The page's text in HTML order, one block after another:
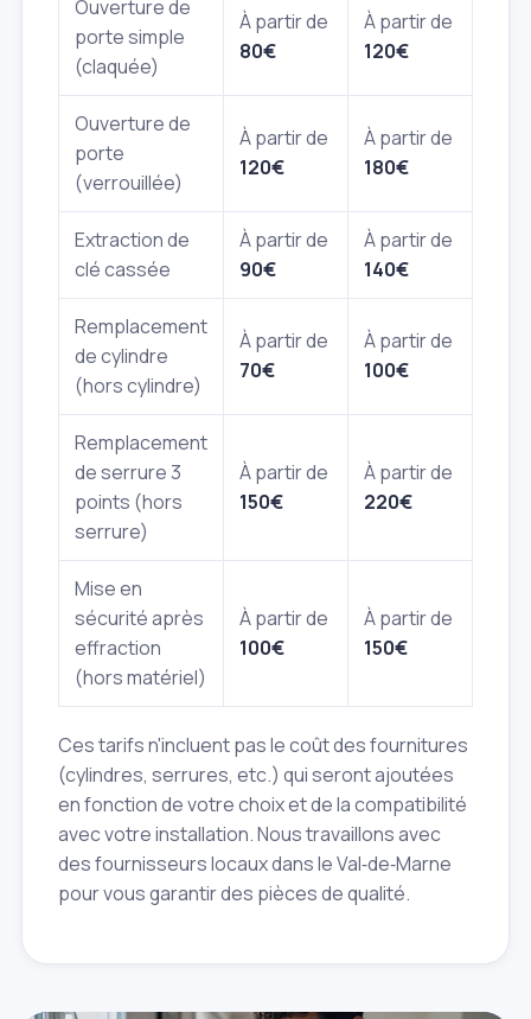
Ouverture de
porte simple
(claquée)
À partir de
80€
À partir de
120€
Ouverture de
porte
(verrouillée)
À partir de
120€
À partir de
180€
Extraction de
clé cassée
À partir de
90€
À partir de
140€
Remplacement
de cylindre
(hors cylindre)
À partir de
70€
À partir de
100€
Remplacement
de serrure 3
points (hors
serrure)
À partir de
150€
À partir de
220€
Mise en
sécurité après
effraction
(hors matériel)
À partir de
100€
À partir de
150€
Ces tarifs n'incluent pas le coût des fournitures
(cylindres, serrures, etc.) qui seront ajoutées
en fonction de votre choix et de la compatibilité
avec votre installation. Nous travaillons avec
des fournisseurs locaux dans le Val‑de‑Marne
pour vous garantir des pièces de qualité.